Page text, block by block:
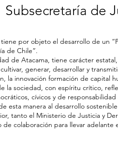
Subsecretaría de
tiene por objeto el desarrollo de un
de Chile”.
de Atacama, tiene carácter
generar, desarrollar y
la innovación formación de capital
la sociedad, con espíritu crítico,
cívicos y de
esta manera al desarrollo
tanto el Ministerio de Justicia y
de colaboración para llevar